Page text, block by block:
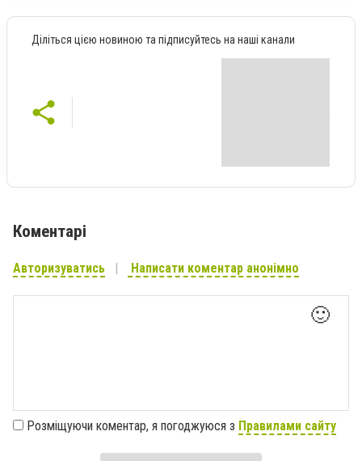
Діліться цією новиною та підписуйтесь на наші канали
Коментарі
Авторизуватись Написати коментар анонімно
🙂
Розміщуючи коментар, я погоджуюся з Правилами сайту